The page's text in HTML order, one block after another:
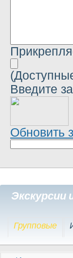
Введите
Обновить
Экскурсии
Групповые